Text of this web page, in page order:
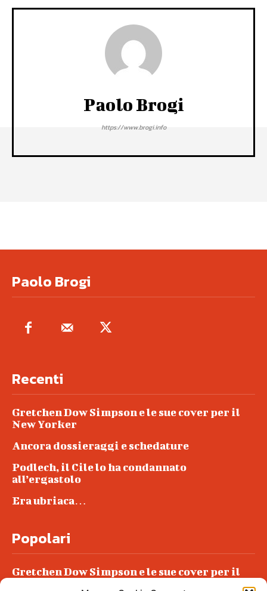
Paolo Brogi
https://www.brogi.info
Paolo Brogi
Recenti
Gretchen Dow Simpson e le sue cover per il
New Yorker
Ancora dossieraggi e schedature
Podlech, il Cile lo ha condannato
all’ergastolo
Era ubriaca…
Popolari
Gretchen Dow Simpson e le sue cover per il